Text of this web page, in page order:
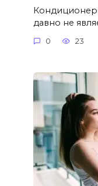
давно не
0 23